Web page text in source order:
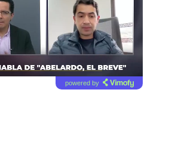
powered by